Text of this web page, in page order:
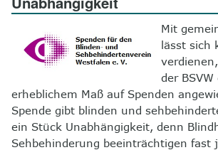
Mit
lässt sich
der BSVW
erheblichem Maß auf Spenden
Spende gibt blinden und
ein Stück Unabhängigkeit, denn
Sehbehinderung beeinträchtigen fast